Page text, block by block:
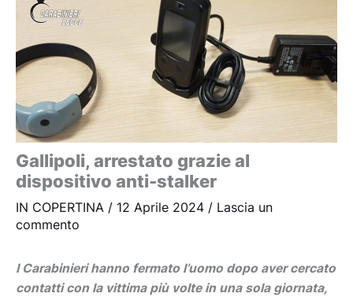
Gallipoli, arrestato grazie al
dispositivo anti-stalker
IN COPERTINA / 12 Aprile 2024 / Lascia un
commento
I Carabinieri hanno fermato l’uomo dopo aver cercato
contatti con la vittima più volte in una sola giornata,